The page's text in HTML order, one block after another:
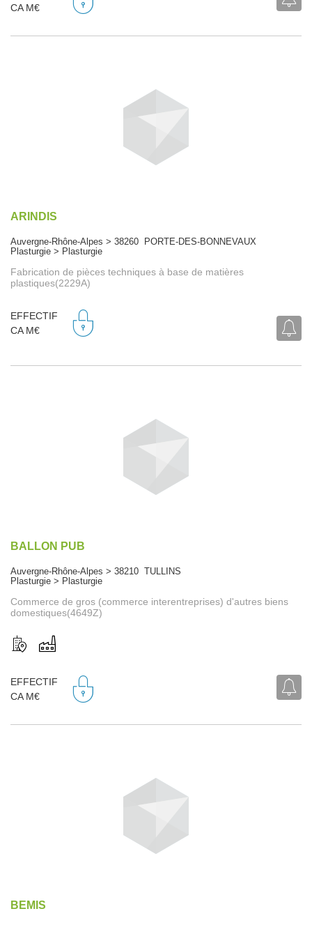
CA M€
ARINDIS
Auvergne-Rhône-Alpes > 38260 PORTE-DES-BONNEVAUX
Plasturgie > Plasturgie
Fabrication de pièces techniques à base de matières
plastiques(2229A)
EFFECTIF
CA M€
BALLON PUB
Auvergne-Rhône-Alpes > 38210 TULLINS
Plasturgie > Plasturgie
Commerce de gros (commerce interentreprises) d'autres biens
domestiques(4649Z)
EFFECTIF
CA M€
BEMIS